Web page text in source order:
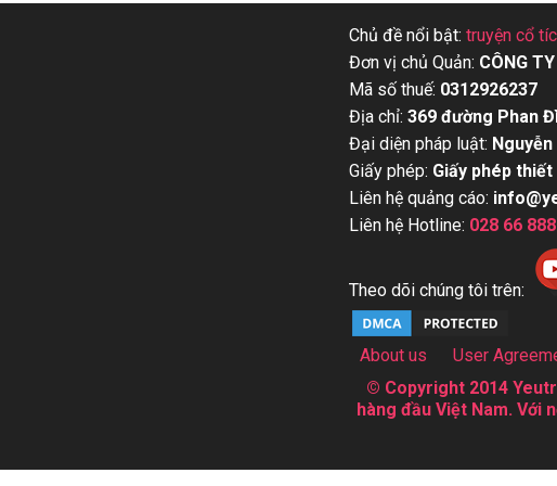
Chủ đề nổi bật: truyện cổ
Đơn vị chủ Quản: CÔNG
Mã số thuế: 0312926237
Địa chỉ: 369 đường Phan
Đại diện pháp luật:
Giấy phép: Giấy phép
Liên hệ quảng cáo:
Liên hệ Hotline: 028 66
Theo dõi chúng tôi trên:
About us User
© Copyright 2014
hàng đầu Việt Nam. Với